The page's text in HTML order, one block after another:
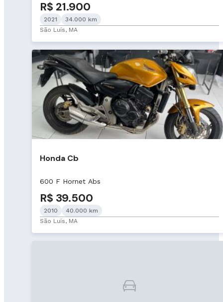
R$ 21.900
2021
34.000 km
São Luís, MA
Honda Cb
600 F Hornet Abs
R$ 39.500
2010
40.000 km
São Luís, MA